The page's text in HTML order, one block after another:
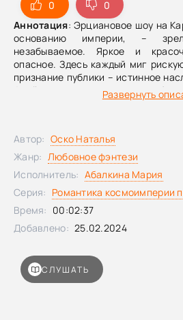
0
0
Аннотация: Эрциановое шоу на
основанию империи, –
незабываемое. Яркое и
опасное. Здесь каждый миг
признание публики – истинное
Фрейлина наследницы и
Но так ли важна слава, когда
Развернуть
СЛУШАТЬ
Автор: Оско Наталья
Жанр: Любовное фэнтези
Исполнитель: Абалкина Мария
Серия: Романтика космоимперии
Время: 00:02:37
Добавлено: 25.02.2024